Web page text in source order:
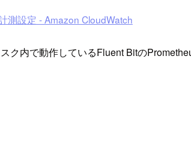
測設定 - Amazon CloudWatch
ク内で動作しているFluent Bitの